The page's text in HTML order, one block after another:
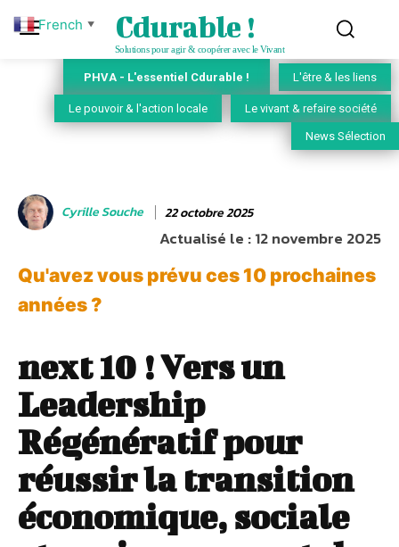
Cdurable !
Solutions pour agir & coopérer avec le Vivant
PHVA - L'essentiel Cdurable ! L'être & les liens
Le pouvoir & l'action locale Le vivant & refaire société
News Sélection
Cyrille Souche 22 octobre 2025
Actualisé le :12 novembre 2025
Qu'avez vous prévu ces 10 prochaines
années ?
next 10 ! Vers un
Leadership
Régénératif pour
réussir la transition
économique, sociale
French ▼